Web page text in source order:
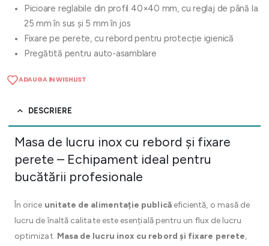
Picioare reglabile din profil 40×40 mm, cu reglaj de până la
25 mm în sus și 5 mm în jos
Fixare pe perete, cu rebord pentru protecție igienică
Pregătită pentru auto-asamblare
ADAUGA IN WISHLIST
DESCRIERE
Masa de lucru inox cu rebord și fixare
perete – Echipament ideal pentru
bucătării profesionale
În orice unitate de alimentație publicăeficientă, o masă de
lucru de înaltă calitate este esențială pentru un flux de lucru
optimizat. Masa de lucru inox cu rebord și fixare perete,